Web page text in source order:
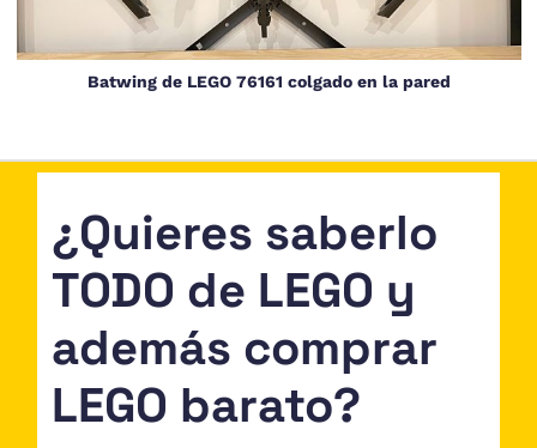
Batwing de LEGO 76161 colgado en la pared
¿Quieres saberlo
TODO de LEGO y
además comprar
LEGO barato?